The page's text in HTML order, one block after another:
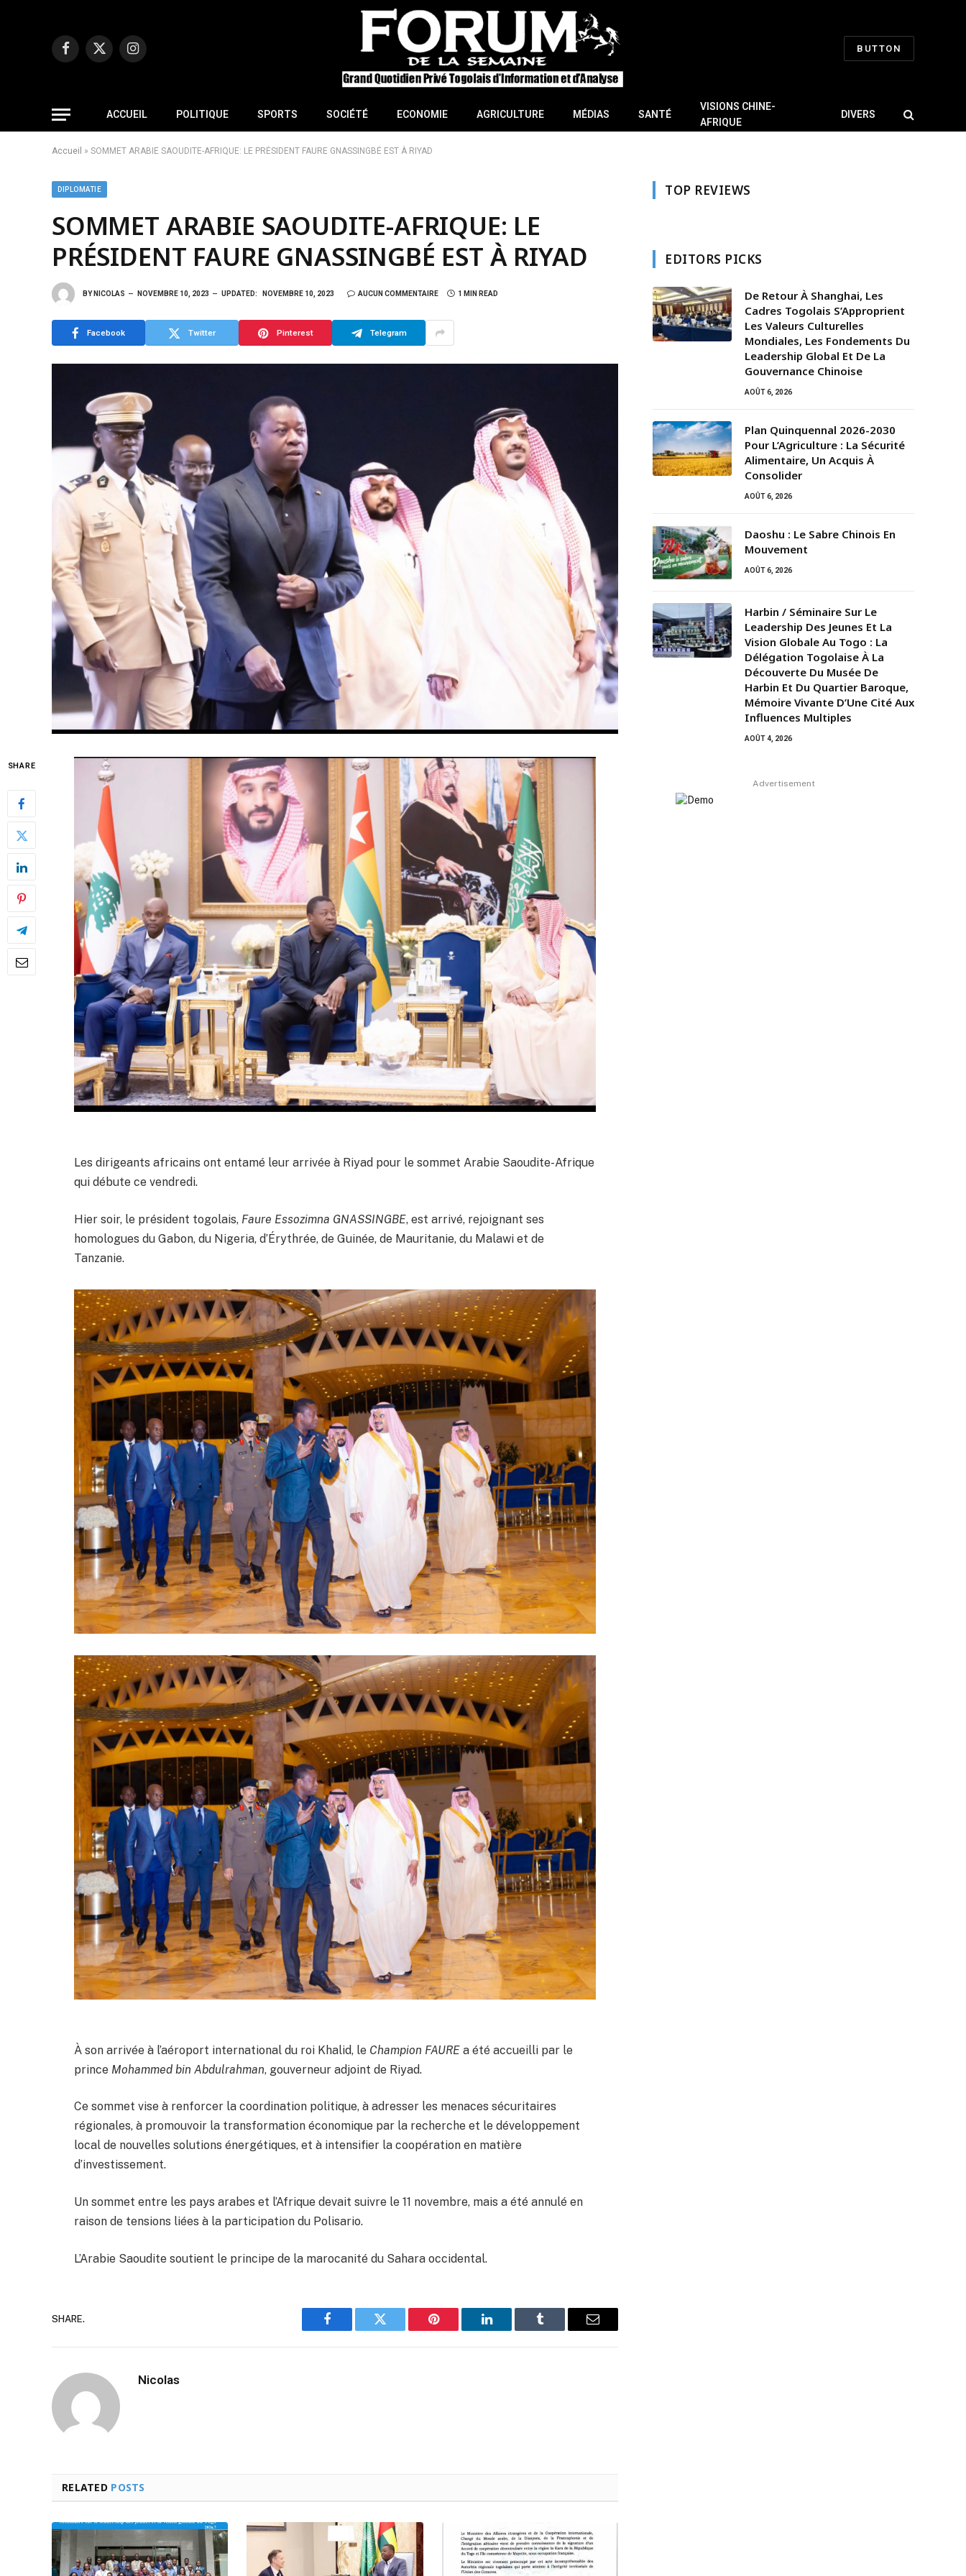
Facebook
X
Instagram
BUTTON
ACCUEIL POLITIQUE SPORTS SOCIÉTÉ ECONOMIE AGRICULTURE MÉDIAS SANTÉ
VISIONS CHINE-
AFRIQUE
DIVERS
Accueil » SOMMET ARABIE SAOUDITE-AFRIQUE: LE PRÉSIDENT FAURE GNASSINGBÉ EST À RIYAD
DIPLOMATIE
SOMMET ARABIE SAOUDITE-AFRIQUE: LE
PRÉSIDENT FAURE GNASSINGBÉ EST À RIYAD
BY NICOLAS NOVEMBRE 10, 2023 UPDATED: NOVEMBRE 10, 2023 AUCUN COMMENTAIRE 1 MIN READ
Facebook Twitter Pinterest Telegram
SHARE
Les dirigeants africains ont entamé leur arrivée à Riyad pour le sommet Arabie Saoudite-Afrique
qui débute ce vendredi.
Hier soir, le président togolais, Faure Essozimna GNASSINGBE, est arrivé, rejoignant ses
homologues du Gabon, du Nigeria, d’Érythrée, de Guinée, de Mauritanie, du Malawi et de
Tanzanie.
À son arrivée à l’aéroport international du roi Khalid, le Champion FAURE a été accueilli par le
prince Mohammed bin Abdulrahman, gouverneur adjoint de Riyad.
Ce sommet vise à renforcer la coordination politique, à adresser les menaces sécuritaires
régionales, à promouvoir la transformation économique par la recherche et le développement
local de nouvelles solutions énergétiques, et à intensifier la coopération en matière
d’investissement.
Un sommet entre les pays arabes et l’Afrique devait suivre le 11 novembre, mais a été annulé en
raison de tensions liées à la participation du Polisario.
L’Arabie Saoudite soutient le principe de la marocanité du Sahara occidental.
SHARE.
Facebook Twitter Pinterest LinkedIn Tumblr Email
Nicolas
RELATED POSTS
TOP REVIEWS
EDITORS PICKS
De Retour À Shanghai, Les
Cadres Togolais S’Approprient
Les Valeurs Culturelles
Mondiales, Les Fondements Du
Leadership Global Et De La
Gouvernance Chinoise
AOÛT 6, 2026
Plan Quinquennal 2026-2030
Pour L’Agriculture : La Sécurité
Alimentaire, Un Acquis À
Consolider
AOÛT 6, 2026
Daoshu : Le Sabre Chinois En
Mouvement
AOÛT 6, 2026
Harbin / Séminaire Sur Le
Leadership Des Jeunes Et La
Vision Globale Au Togo : La
Délégation Togolaise À La
Découverte Du Musée De
Harbin Et Du Quartier Baroque,
Mémoire Vivante D’Une Cité Aux
Influences Multiples
AOÛT 4, 2026
Advertisement